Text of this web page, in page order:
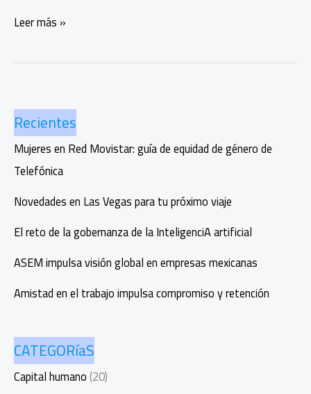
Boston’s
en
la
CDMX
Leer más »
Recientes
Mujeres en Red Movistar: guía de equidad de género de
Telefónica
Novedades en Las Vegas para tu próximo viaje
El reto de la gobernanza de la InteligenciA artificial
ASEM impulsa visión global en empresas mexicanas
Amistad en el trabajo impulsa compromiso y retención
CATEGORíaS
Capital humano(20)